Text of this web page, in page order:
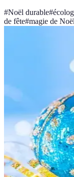
#Noël durable#
de fête#magie de Noël